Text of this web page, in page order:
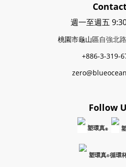
週一至週五
桃園市龜山區自強北
+886-3-319-
Follow
塑環真®
塑環真®循環